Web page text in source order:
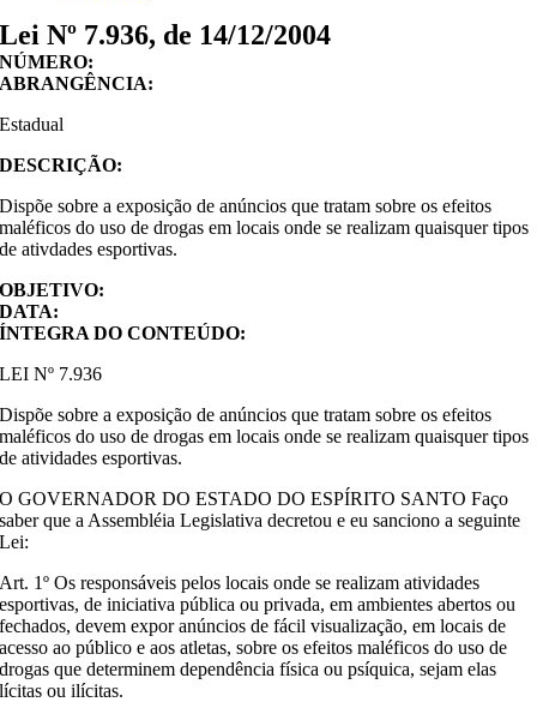
Lei Nº 7.936, de 14/12/2004
NÚMERO:
ABRANGÊNCIA:
Estadual
DESCRIÇÃO:
Dispõe sobre a exposição de anúncios que tratam sobre os efeitos
maléficos do uso de drogas em locais onde se realizam quaisquer tipos
de ativdades esportivas.
OBJETIVO:
DATA:
ÍNTEGRA DO CONTEÚDO:
LEI Nº 7.936
Dispõe sobre a exposição de anúncios que tratam sobre os efeitos
maléficos do uso de drogas em locais onde se realizam quaisquer tipos
de atividades esportivas.
O GOVERNADOR DO ESTADO DO ESPÍRITO SANTO Faço
saber que a Assembléia Legislativa decretou e eu sanciono a seguinte
Lei:
Art. 1º Os responsáveis pelos locais onde se realizam atividades
esportivas, de iniciativa pública ou privada, em ambientes abertos ou
fechados, devem expor anúncios de fácil visualização, em locais de
acesso ao público e aos atletas, sobre os efeitos maléficos do uso de
drogas que determinem dependência física ou psíquica, sejam elas
lícitas ou ilícitas.